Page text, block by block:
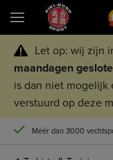
Let op: wij zijn
maandagen
is dan niet mogelijk
verstuurd op deze
Méér dan 3000